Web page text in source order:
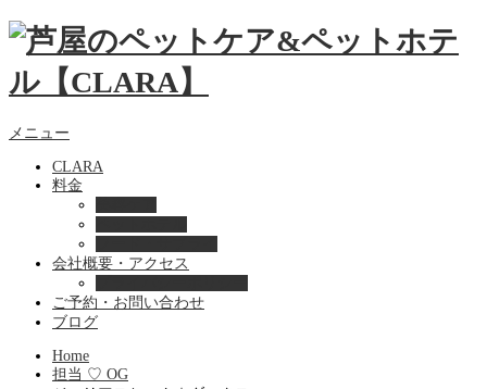
メニュー
CLARA
料金
会社概要・アクセス
ご予約・お問い合わせ
ブログ
Home
担当 ♡ OG